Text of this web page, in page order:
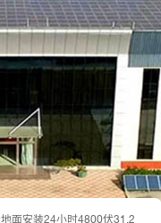
中文
面安装24小时4800伏31.2